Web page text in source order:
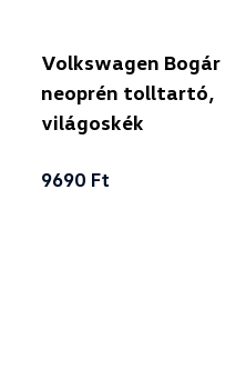
Volkswagen Bogár
neoprén tolltartó,
világoskék
9690 Ft